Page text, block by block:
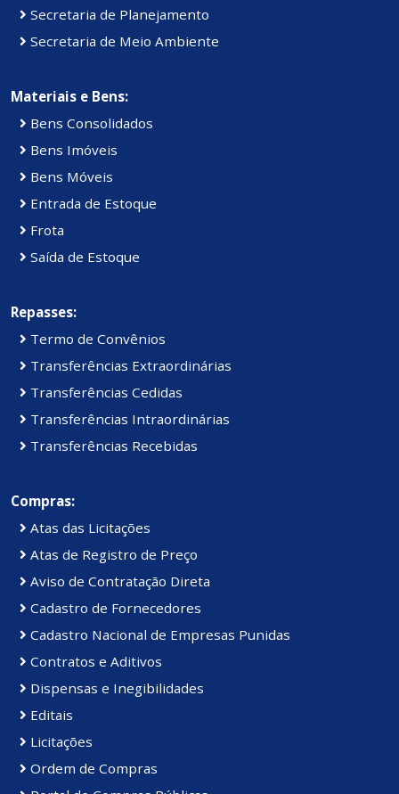
Secretaria de Planejamento
Secretaria de Meio Ambiente
Materiais e Bens:
Bens Consolidados
Bens Imóveis
Bens Móveis
Entrada de Estoque
Frota
Saída de Estoque
Repasses:
Termo de Convênios
Transferências Extraordinárias
Transferências Cedidas
Transferências Intraordinárias
Transferências Recebidas
Compras:
Atas das Licitações
Atas de Registro de Preço
Aviso de Contratação Direta
Cadastro de Fornecedores
Cadastro Nacional de Empresas Punidas
Contratos e Aditivos
Dispensas e Inegibilidades
Editais
Licitações
Ordem de Compras